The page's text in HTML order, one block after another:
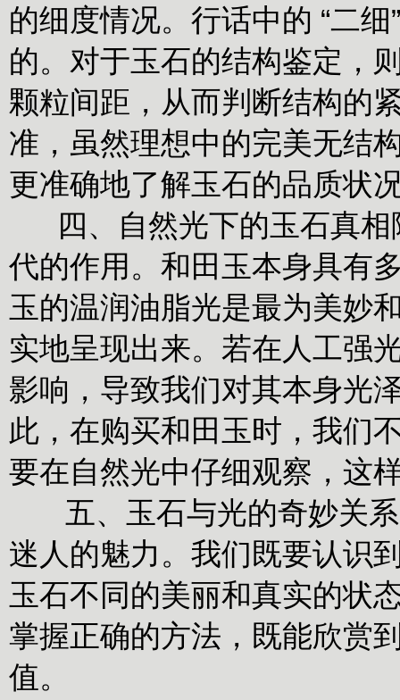
的细度情况。行话中的 “二细
的。对于玉石的结构鉴定，
颗粒间距，从而判断结构的
准，虽然理想中的完美无结
更准确地了解玉石的品质状
四、自然光下的玉石真相
代的作用。和田玉本身具有
玉的温润油脂光是最为美妙
实地呈现出来。若在人工强
影响，导致我们对其本身光
此，在购买和田玉时，我们
要在自然光中仔细观察，这
五、玉石与光的奇妙关系
迷人的魅力。我们既要认识
玉石不同的美丽和真实的状
掌握正确的方法，既能欣赏
值。